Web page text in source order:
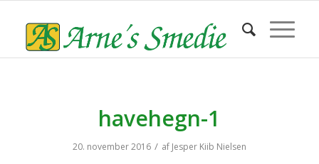
havehegn-1
20. november 2016 / af Jesper Kiib Nielsen